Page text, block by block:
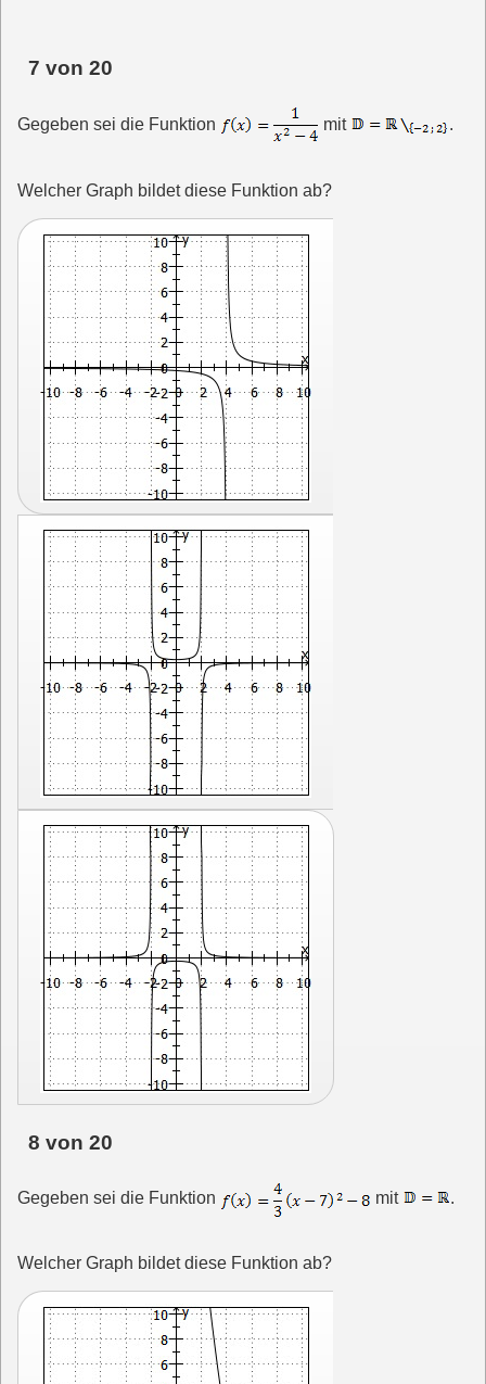
7 von 20
Gegeben sei die Funktion mit .
Welcher Graph bildet diese Funktion ab?
8 von 20
Gegeben sei die Funktion mit .
Welcher Graph bildet diese Funktion ab?